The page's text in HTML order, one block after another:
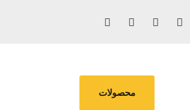
محصولات